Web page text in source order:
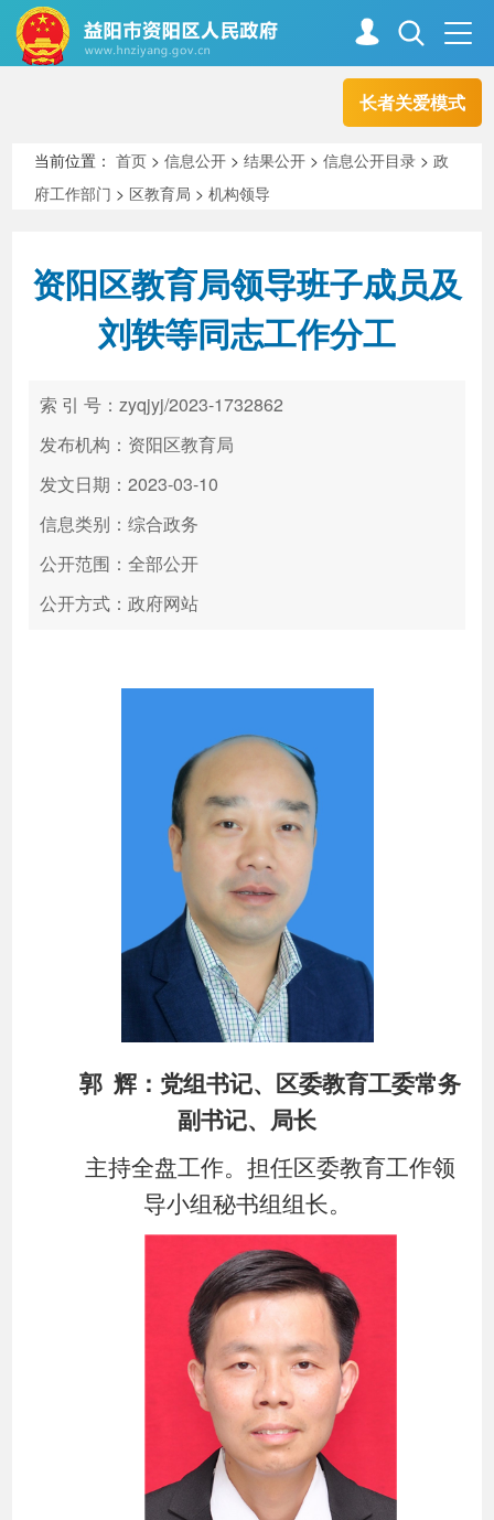
长者关爱模式
走进资阳
新闻中心 解读回应
政务服务
高效办成一件事
当前位置：首页 >信息公开 >结果公开 >信息公开目录 >政
府工作部门 > 区教育局 >机构领导
资阳区教育局领导班子成员及
刘轶等同志工作分工
索 引 号：zyqjyj/2023-1732862
发布机构：资阳区教育局
发文日期：2023-03-10
信息类别：综合政务
公开范围：全部公开
公开方式：政府网站
郭 辉：党组书记、区委教育工委常务
副书记、局长
主持全盘工作。担任区委教育工作领
导小组秘书组组长。